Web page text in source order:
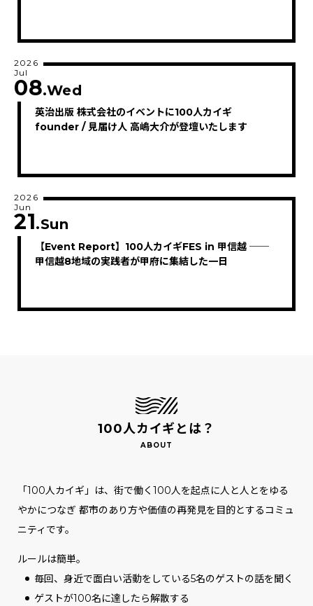
英治出版 株式会社のイベントに100人カイギ
founder / 見届け人 高嶋大介が登壇いたします
2026
Jul
08.Wed
【Event Report】100人カイギFES in 甲信越 ──
甲信越8地域の実践者が甲府に集結した一日
2026
Jun
21.Sun
100人カイギとは？
「100人カイギ」は、街で働く100人を起点に人と人とをゆる
やかにつなぎ 都市のあり方や価値の再発見を目的とするコミュ
ニティです。
ルールは簡単。
毎回、身近で面白い活動をしている5名のゲストの話を聞く
ゲストが100名に達したら解散する